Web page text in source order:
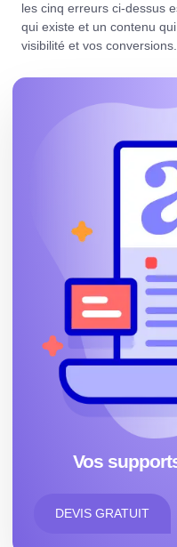
les cinq erreurs ci-dessus
qui existe et un contenu
visibilité et vos conversions.
Vos
DEVIS GRATUIT